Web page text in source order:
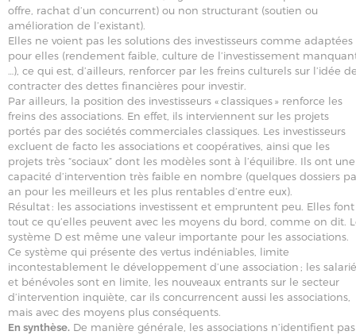
offre, rachat d’un concurrent) ou non structurant (soutien ou
amélioration de l’existant).
Elles ne voient pas les solutions des investisseurs comme adaptées
pour elles (rendement faible, culture de l’investissement
…), ce qui est, d’ailleurs, renforcer par les freins culturels sur l’idée
contracter des dettes financières pour investir.
Par ailleurs, la position des investisseurs « classiques » renforce les
freins des associations. En effet, ils interviennent sur les projets
portés par des sociétés commerciales classiques. Les investisseurs
excluent de facto les associations et coopératives, ainsi que les
projets très “sociaux” dont les modèles sont à l’équilibre. Ils ont une
capacité d’intervention très faible en nombre (quelques dossiers
an pour les meilleurs et les plus rentables d’entre eux).
Résultat : les associations investissent et empruntent peu. Elles font
tout ce qu’elles peuvent avec les moyens du bord, comme on dit.
système D est même une valeur importante pour les associations.
Ce système qui présente des vertus indéniables, limite
incontestablement le développement d’une association ; les
et bénévoles sont en limite, les nouveaux entrants sur le secteur
d’intervention inquiète, car ils concurrencent aussi les associations,
mais avec des moyens plus conséquents.
En synthèse. De manière générale, les associations n’identifient pas